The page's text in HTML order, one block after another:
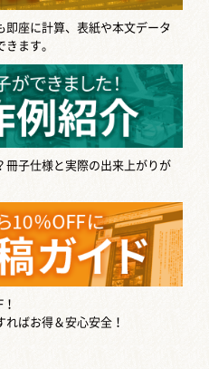
即座に計算、表紙や本文データ
ます。
冊子仕様と実際の出来上がりが
ばお得＆安心安全！